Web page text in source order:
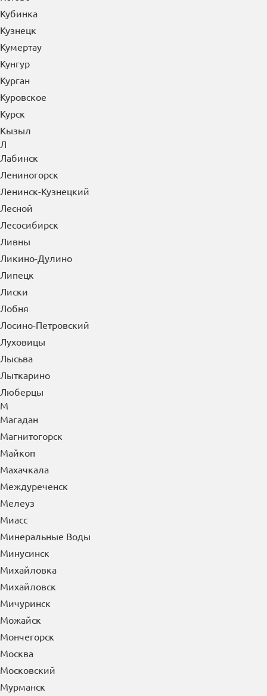
Крымск
Кстово
Кубинка
Кузнецк
Кумертау
Кунгур
Курган
Куровское
Курск
Кызыл
Л
Лабинск
Лениногорск
Ленинск-Кузнецкий
Лесной
Лесосибирск
Ливны
Ликино-Дулино
Липецк
Лиски
Лобня
Лосино-Петровский
Луховицы
Лысьва
Лыткарино
Люберцы
М
Магадан
Магнитогорск
Майкоп
Махачкала
Междуреченск
Мелеуз
Миасс
Минеральные Воды
Минусинск
Михайловка
Михайловск
Мичуринск
Можайск
Мончегорск
Москва